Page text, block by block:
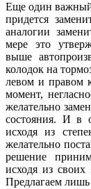
Еще один важный
придется
аналогии
мере это
выше
колодок на
левом и правом
момент,
желательно
состояния. И в
исходя из
желательно
решение
исходя из
Предлагаем